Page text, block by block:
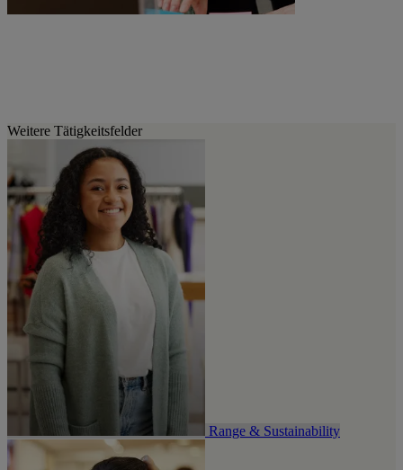
Weitere Tätigkeitsfelder
Range & Sustainability